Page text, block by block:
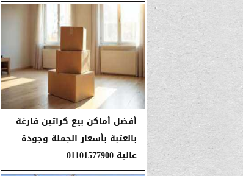
أفضل أماكن بيع كراتين فارغة
بالعتبة بأسعار الجملة وجودة
عالية 01101577900
الإثنين، 1 يونيو 2026 06:42 صـ